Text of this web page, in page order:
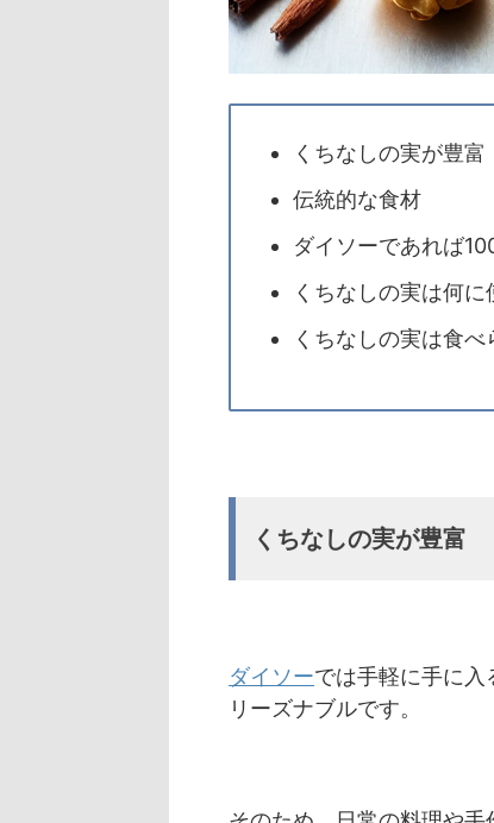
くちなしの実が豊富
伝統的な食材
ダイソーであれば
くちなしの実は何に
くちなしの実は食べ
くちなしの実が豊富
ダイソーでは手軽に手に
リーズナブルです。